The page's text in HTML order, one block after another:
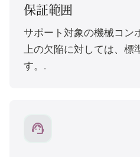
保証範囲
サポート対象の機械コン
上の欠陥に対しては、標
す。.
support_agent